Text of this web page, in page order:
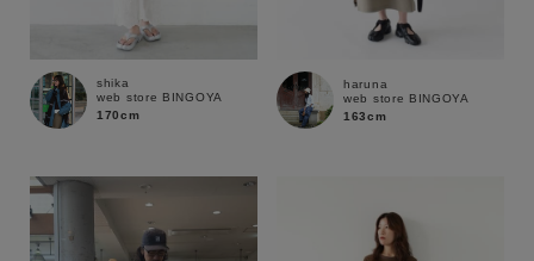
shika
web store BINGOYA
170cm
haruna
web store BINGOYA
163cm